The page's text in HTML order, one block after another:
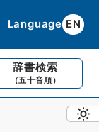
Language EN
辞書検索
（五十音順）